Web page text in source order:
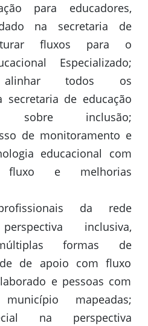
para educadores,
na secretaria de
fluxos para o
Especializado;
todos os
secretaria de educação
sobre inclusão;
de monitoramento e
educacional com
fluxo e melhorias
da rede
inclusiva,
formas de
de apoio com fluxo
e pessoas com
mapeadas;
na perspectiva